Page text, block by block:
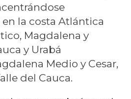
la costa Atlántica
Magdalena y
y Urabá
Medio y Cesar,
del Cauca.